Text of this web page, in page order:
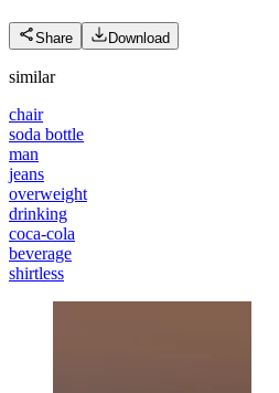
Share Download
similar
chair
soda bottle
man
jeans
overweight
drinking
coca-cola
beverage
shirtless